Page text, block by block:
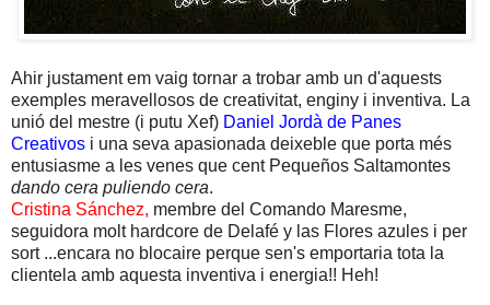
Ahir justament em vaig tornar a trobar amb un d'aquests
exemples meravellosos de creativitat, enginy i inventiva. La
unió del mestre (i putu Xef) Daniel Jordà de Panes
Creativos i una seva apasionada deixeble que porta més
entusiasme a les venes que cent Pequeños Saltamontes
dando cera puliendo cera.
Cristina Sánchez, membre del Comando Maresme,
seguidora molt hardcore de Delafé y las Flores azules i per
sort ...encara no blocaire perque sen's emportaria tota la
clientela amb aquesta inventiva i energia!! Heh!